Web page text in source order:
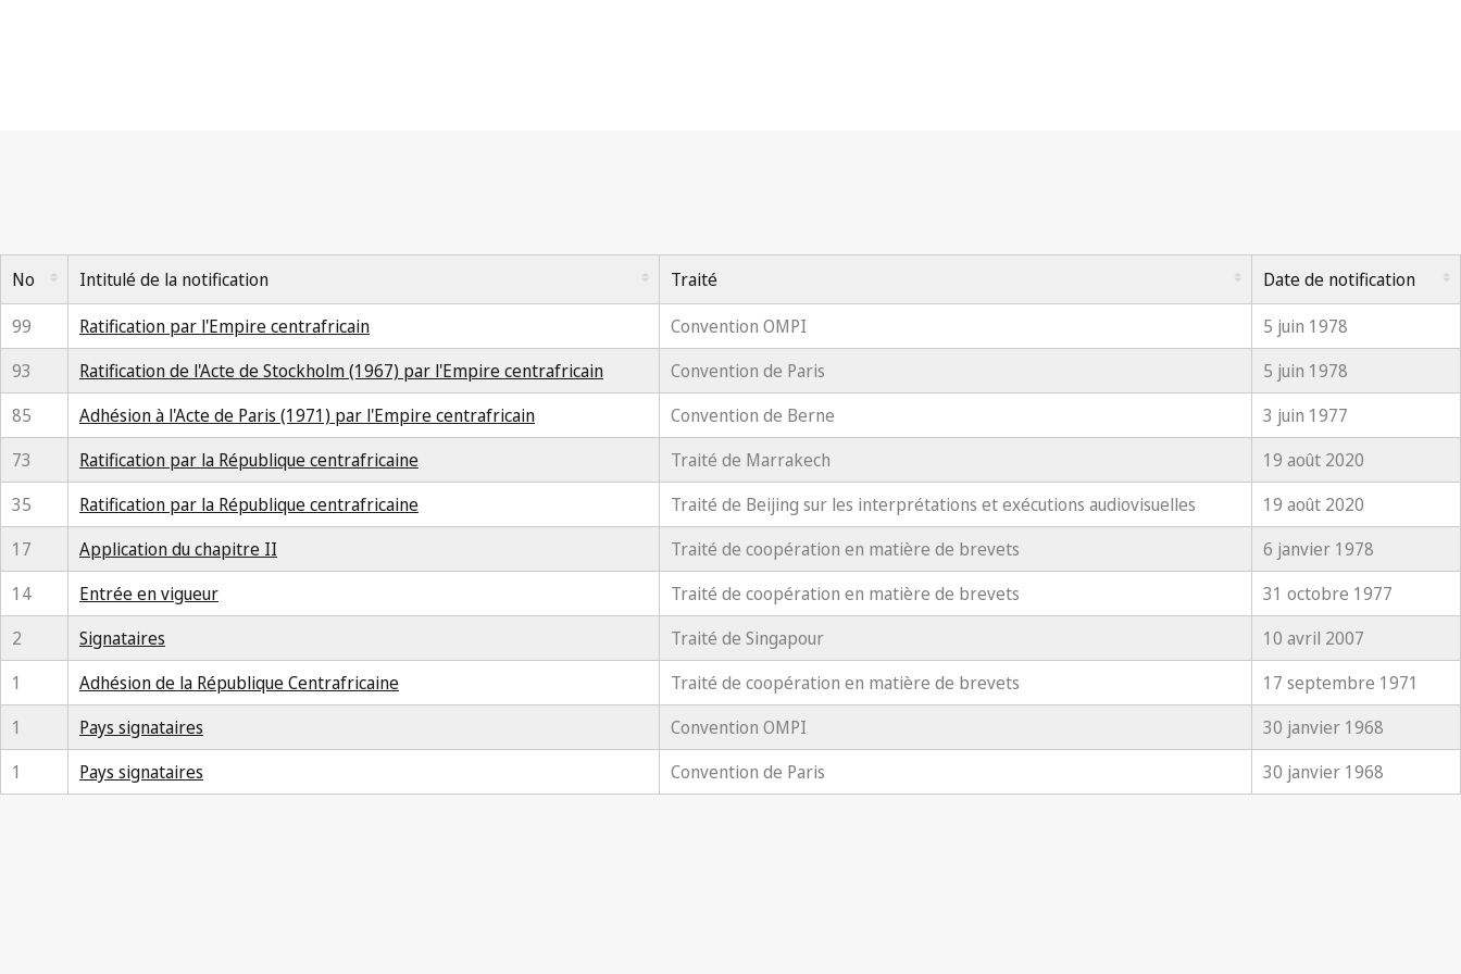
No Intitulé de la notification Traité
Date de notification
99
Ratification par l'Empire centrafricain Convention OMPI
5 juin 1978
93
Ratification de l'Acte de Stockholm (1967) par l'Empire centrafricain Convention de Paris
5 juin 1978
85
Adhésion à l'Acte de Paris (1971) par l'Empire centrafricain Convention de Berne
3 juin 1977
73
Ratification par la République centrafricaine Traité de Marrakech
19 août 2020
35
Ratification par la République centrafricaine Traité de Beijing sur les interprétations et exécutions audiovisuelles
19 août 2020
17
Application du chapitre II Traité de coopération en matière de brevets
6 janvier 1978
14
Entrée en vigueur Traité de coopération en matière de brevets
31 octobre 1977
2
Signataires Traité de Singapour
10 avril 2007
1
Adhésion de la République Centrafricaine Traité de coopération en matière de brevets
17 septembre 1971
1
Pays signataires Convention OMPI
30 janvier 1968
1
Pays signataires Convention de Paris 30 janvier 1968